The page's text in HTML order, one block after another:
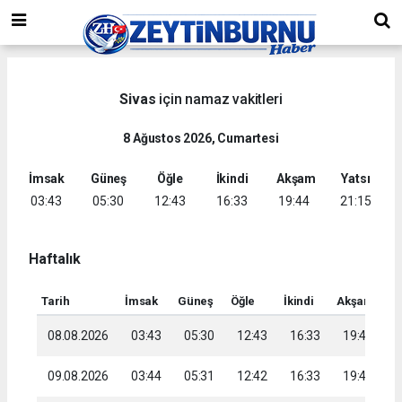
Sivas için namaz vakitleri
8 Ağustos 2026, Cumartesi
İmsak
03:43
Güneş
05:30
Öğle
12:43
İkindi
16:33
Akşam
19:44
Yatsı
21:15
Haftalık
Tarih İmsak Güneş Öğle İkindi Akşam
08.08.2026 03:43 05:30 12:43 16:33 19:44
09.08.2026 03:44 05:31 12:42 16:33 19:43